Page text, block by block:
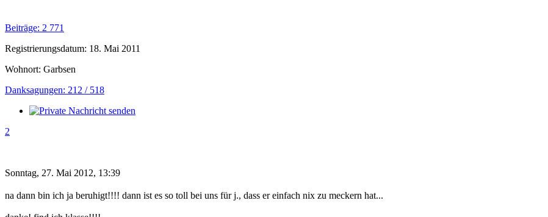
Beiträge: 2 771
Registrierungsdatum: 18. Mai 2011
Wohnort: Garbsen
Danksagungen: 212 / 518
2
Sonntag, 27. Mai 2012, 13:39
na dann bin ich ja beruhigt!!!! dann ist es so toll bei uns für j., dass er einfach nix zu meckern hat...